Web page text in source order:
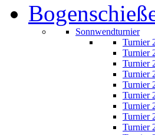
Sonnwendturnier
Turnier
Turnier
Turnier
Turnier
Turnier
Turnier
Turnier
Turnier
Turnier